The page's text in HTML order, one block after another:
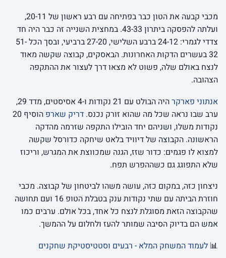
מכבי קבעה את הטון כבר בפתיחה עם רבע ראשון של 20-11,
ועלתה להפסקה ביתרון 43-33. במחצית השנייה זה כבר היה חד
צדדי לגמרי: 24-12 ברבע השלישי, 27-20 ברביעי, ובסך הכל 51-
32 בעשרים הדקות האחרונות. הבאסקים, קבוצה שקשה מאוד
לנצח באולם שלה, פשוט לא מצאו דרך לעצור את ההתקפה
הצהובה.
אנתוני פארקר
היה הבולט עם 21 נקודות ו-4 אסיסטים, מדד 29,
ערב שבו נראה שכל מה שהוא זורק נכנס. דריק שארפ
הוסיף 20
נקודות משלו, ושניהם יחד הובילו התקפה שזרמה מהדקה
הראשונה. הקבוצה של דיוויד בלאט שיחקה כדורסל שקשה
למצוא לו פגמים: כדור שזז, הגנה שמכווצת את המגרש, וריכוז
שלא התפוגג גם כשההפרש תפח.
ניצחון כזה, במקום כזה, עושה משהו לביטחון של קבוצה. מכבי
חוזרת הביתה עם שתי נקודות ענק בטבלת הטופ 16 ועם תחושה
שהקבוצה הזאת מסוגלת לנצח כל אחד, בכל אולם. ערבים כמו
אמש הם בדיוק הסיבה שמותר להעז ולחלום על ההמשך.
📊 לעמוד המשחק המלא - רבעים וסטטיסטיקת שחקנים